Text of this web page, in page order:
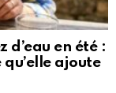
d’eau en été :
ajoute